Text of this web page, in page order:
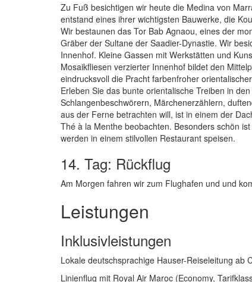
Zu Fuß besichtigen wir heute die Medina von
entstand eines ihrer wichtigsten Bauwerke, die
Wir bestaunen das Tor Bab Agnaou, eines der
Gräber der Sultane der Saadier-Dynastie. Wir
Innenhof. Kleine Gassen mit Werkstätten und
Mosaikfliesen verzierter Innenhof bildet den
eindrucksvoll die Pracht farbenfroher
Erleben Sie das bunte orientalische Treiben in
Schlangenbeschwörern, Märchenerzählern,
aus der Ferne betrachten will, ist in einem der
Thé à la Menthe beobachten. Besonders schön
werden in einem stilvollen Restaurant speisen.
14. Tag: Rückflug
Am Morgen fahren wir zum Flughafen und und
Leistungen
Inklusivleistungen
Lokale deutschsprachige Hauser-Reiseleitung ab
Linienflug mit Royal Air Maroc (Economy,